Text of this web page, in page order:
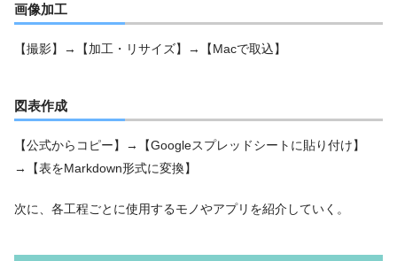
画像加工
【撮影】→【加工・リサイズ】→【Macで取込】
図表作成
【公式からコピー】→【Googleスプレッドシートに貼り付け】
→【表をMarkdown形式に変換】
次に、各工程ごとに使用するモノやアプリを紹介していく。